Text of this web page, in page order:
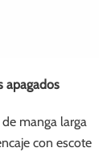
apagados
manga larga
con escote